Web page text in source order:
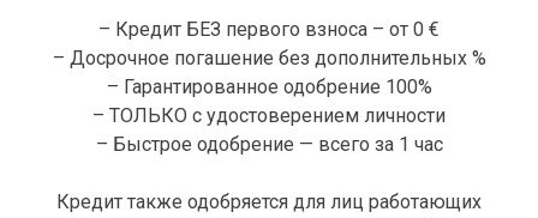
– Кредит БЕЗ первого взноса – от 0 €
– Досрочное погашение без дополнительных %
– Гарантированное одобрение 100%
– ТОЛЬКО с удостоверением личности
– Быстрое одобрение — всего за 1 час
Кредит также одобряется для лиц работающих